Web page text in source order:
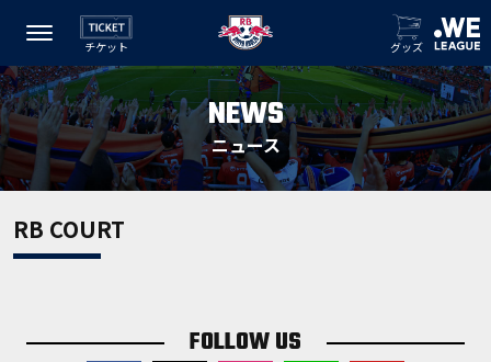
チケット グッズ
NEWS
ニュース
RB COURT
FOLLOW US